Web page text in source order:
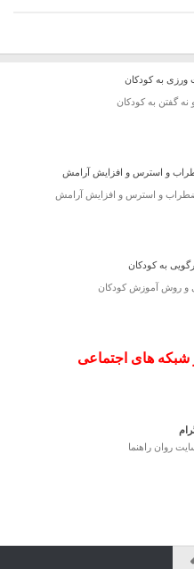
به کودکان
و استرس و افزایش آرامش
به کودکان
های اجتماعی